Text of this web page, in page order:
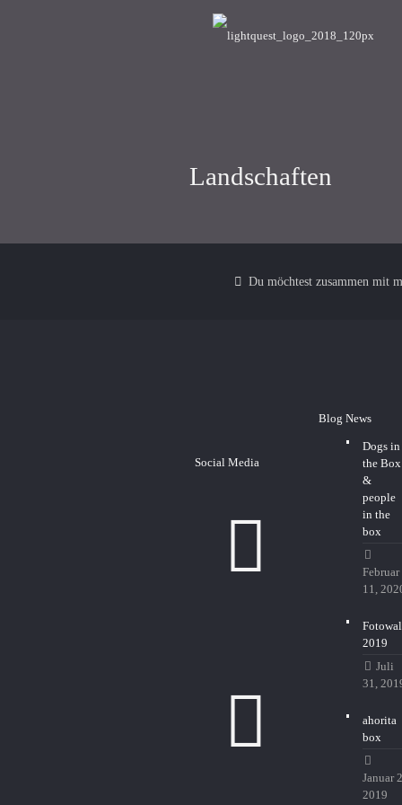
Landschaften
Du möchtest zusammen mit
Social Media
Blog News
Dogs in
the Box
&
people
in the
box
Februar
11,
2019
Juli
31,
ahorita
box
Januar
2019